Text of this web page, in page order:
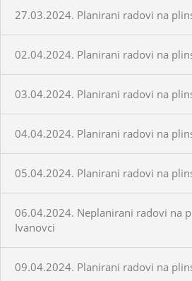
27.03.2024. Planirani radovi na
02.04.2024. Planirani radovi na
03.04.2024. Planirani radovi na
04.04.2024. Planirani radovi na
05.04.2024. Planirani radovi na
06.04.2024. Neplanirani radovi na
Ivanovci
09.04.2024. Planirani radovi na